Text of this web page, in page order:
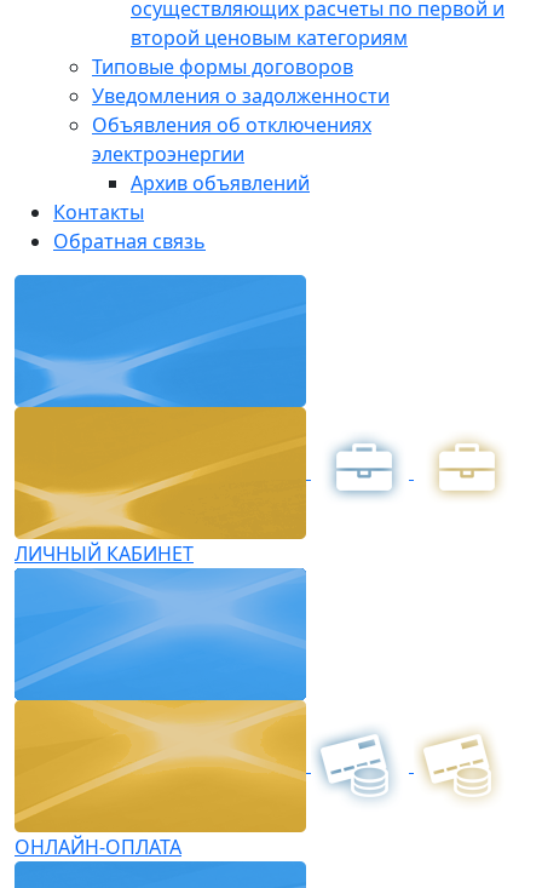
осуществляющих расчеты по первой и
второй ценовым категориям
Типовые формы договоров
Уведомления о задолженности
Объявления об отключениях
электроэнергии
Архив объявлений
Контакты
Обратная связь
ЛИЧНЫЙ КАБИНЕТ
ОНЛАЙН-ОПЛАТА